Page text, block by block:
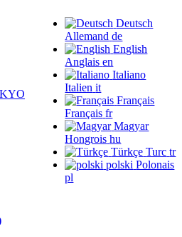
Deutsch
Allemand de
English
Anglais en
Italiano
Italien it
Français
Français fr
Magyar
Hongrois hu
Türkçe Turc tr
polski Polonais
pl